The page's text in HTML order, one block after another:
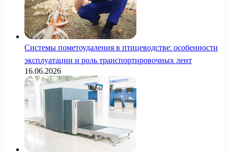
Системы пометоудаления в птицеводстве: особенности
эксплуатации и роль транспортировочных лент
16.06.2026